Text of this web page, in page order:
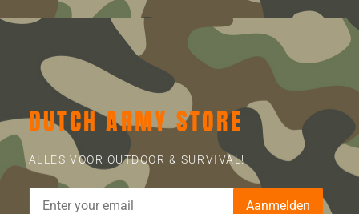
DUTCH ARMY STORE
ALLES VOOR OUTDOOR & SURVIVAL!
Aanmelden